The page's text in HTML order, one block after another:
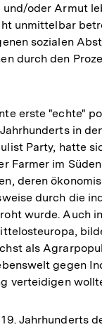
oder Armut
unmittelbar
sozialen
durch den
erste "echte"
in
Party, hatte
Farmer im
deren
durch die
wurde. Auch
als
gegen
verteidigen
Jahrhunderts